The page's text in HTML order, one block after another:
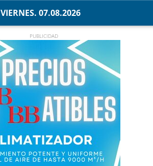
VIERNES. 07.08.2026